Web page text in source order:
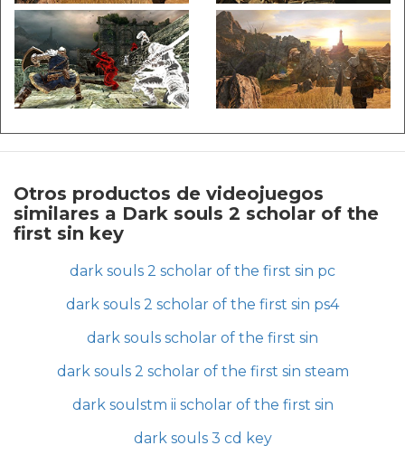
Otros productos de videojuegos
similares a Dark souls 2 scholar of the
first sin key
dark souls 2 scholar of the first sin pc
dark souls 2 scholar of the first sin ps4
dark souls scholar of the first sin
dark souls 2 scholar of the first sin steam
dark soulstm ii scholar of the first sin
dark souls 3 cd key